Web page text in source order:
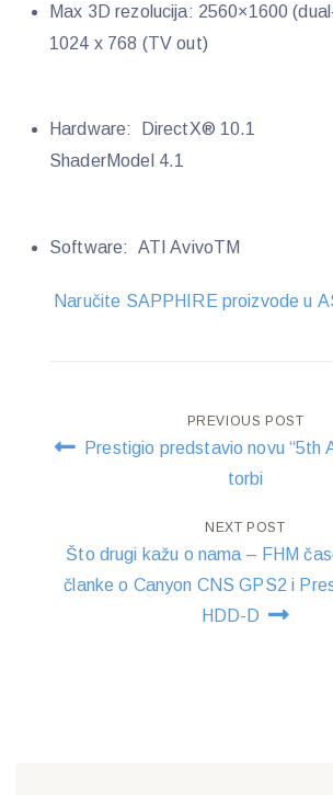
Max 3D rezolucija: 2560×1600
1024 x 768 (TV out)
Hardware: DirectX® 10.1
ShaderModel 4.1
Software: ATI AvivoTM
Naručite SAPPHIRE proizvode u
Post
PREVIOUS POST
Prestigio predstavio novu “5th
torbi
NEXT POST
Što drugi kažu o nama – FHM
članke o Canyon CNS GPS2 i
HDD-D